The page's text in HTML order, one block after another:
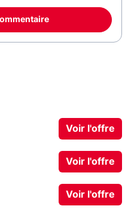
Voir l'offre
Voir l'offre
Voir l'offre